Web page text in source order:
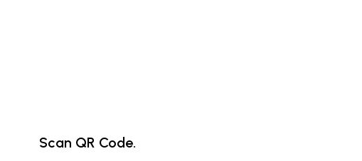
Scan QR Code.